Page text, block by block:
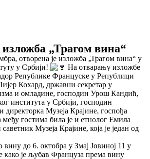
„Трагом вина“
отворена је изложба „Трагом вина“ у
у Србији!
На отварању изложбе
Републике Француске у Републици
Кохард, државни секретар у
и омладине, господин Урош Кандић,
института у Србији, господин
директорка Музеја Крајине, госпођа
гостима била је и етнолог Емила
Музеја Крајине, која је један од
до 6. октобра у Змај Јовиној 11 у
како је љубав Француза према вину